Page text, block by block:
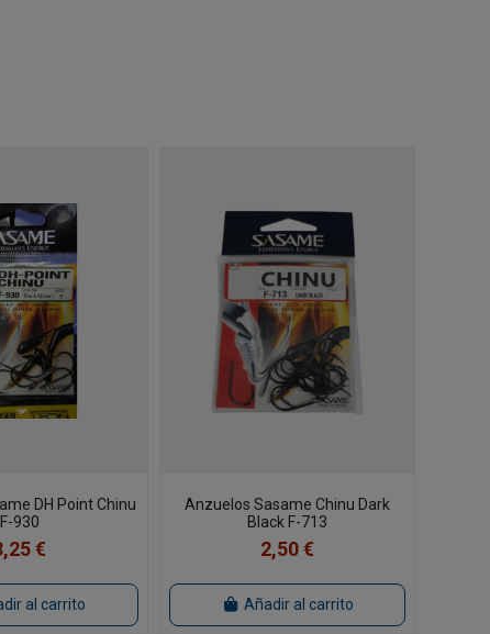
DH Point Chinu
F-930
€
al carrito
Anzuelos Sasame Chinu Dark
Black F-713
2,50 €
Añadir al carrito